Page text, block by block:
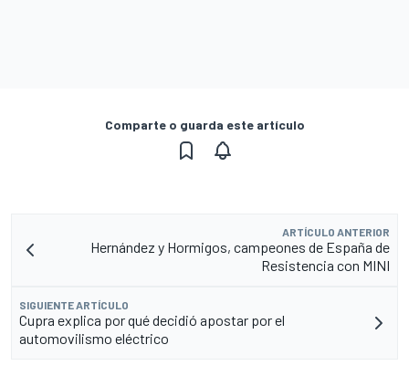
Comparte o guarda este artículo
ARTÍCULO ANTERIOR
Hernández y Hormigos, campeones de España de
Resistencia con MINI
SIGUIENTE ARTÍCULO
Cupra explica por qué decidió apostar por el
automovilismo eléctrico